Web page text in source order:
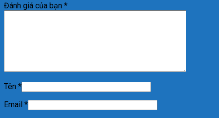
Đánh giá của bạn *
Tên *
Email *